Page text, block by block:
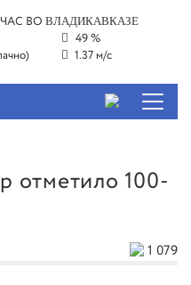
ВОВЛАДИКАВКАЗЕ
49 %
1.37 м/с
отметило 100-
1 079